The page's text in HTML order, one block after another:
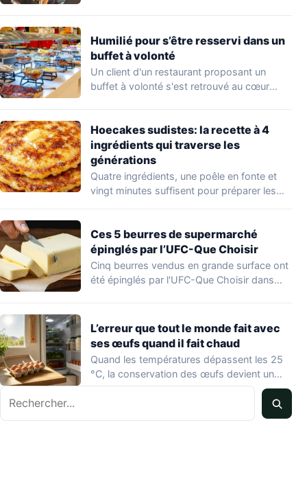
Humilié pour s’être resservi dans un
buffet à volonté
Un client d'un restaurant proposant un
buffet à volonté s'est retrouvé au cœur
Hoecakes sudistes: la recette à 4
ingrédients qui traverse les
générations
Quatre ingrédients, une poêle en fonte et
vingt minutes suffisent pour préparer les
Ces 5 beurres de supermarché
épinglés par l’UFC-Que Choisir
Cinq beurres vendus en grande surface ont
été épinglés par l'UFC-Que Choisir dans
L’erreur que tout le monde fait avec
ses œufs quand il fait chaud
Quand les températures dépassent les 25
°C, la conservation des œufs devient un
vrai…